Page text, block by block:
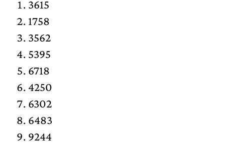
3615
1758
3562
5395
6718
4250
6302
6483
9244